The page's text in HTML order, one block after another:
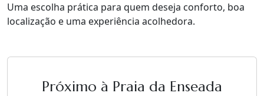
Uma escolha prática para quem deseja conforto, boa
localização e uma experiência acolhedora.
Próximo à Praia da Enseada